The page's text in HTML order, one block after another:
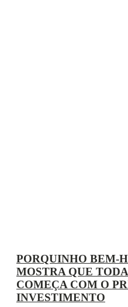
PORQUINHO BEM-
MOSTRA QUE
COMEÇA COM O
INVESTIMENTO